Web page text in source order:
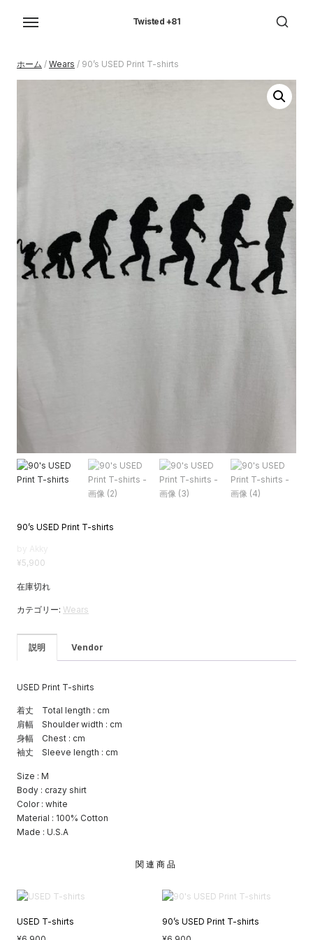
Twisted +81
ホーム / Wears / 90’s USED Print T-shirts
90’s USED Print T-shirts
¥5,900
在庫切れ
カテゴリー: Wears
説明 Vendor
USED Print T-shirts
着丈 Total length : cm
肩幅 Shoulder width : cm
身幅 Chest : cm
袖丈 Sleeve length : cm
Size : M
Body : crazy shirt
Color : white
Material : 100% Cotton
Made : U.S.A
関連商品
USED T-shirts
90’s USED Print T-shirts